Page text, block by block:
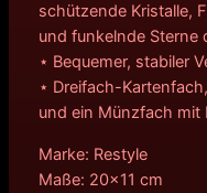
schützende Kristalle,
und funkelnde Sterne
⋆ Bequemer, stabiler
⋆ Dreifach-
und ein Münzfach mit
Marke: Restyle
Maße: 20×11 cm